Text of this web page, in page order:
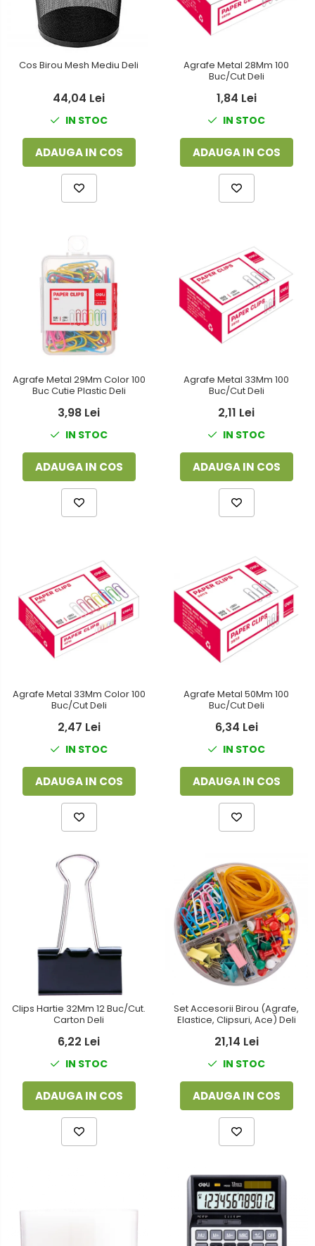
Foarfeci
Lipiciuri
Perforatoare
Tavite pentru Documente
Tusuri si tusiere
Detergenti vase
Dispensere si consumabile
Europubele
Hartie igienica
Odorizante
Produse din hartie
Prosoape din hartie
Sapunuri si dezinfectanti
Uz universal
Cos Birou Mesh Mediu Deli
44,04 Lei
IN STOC
ADAUGA IN COS
Agrafe Metal 28Mm 100
Buc/Cut Deli
1,84 Lei
IN STOC
ADAUGA IN COS
Agrafe Metal 29Mm Color 100
Buc Cutie Plastic Deli
3,98 Lei
IN STOC
ADAUGA IN COS
Agrafe Metal 33Mm 100
Buc/Cut Deli
2,11 Lei
IN STOC
ADAUGA IN COS
Agrafe Metal 33Mm Color 100
Buc/Cut Deli
2,47 Lei
IN STOC
ADAUGA IN COS
Agrafe Metal 50Mm 100
Buc/Cut Deli
6,34 Lei
IN STOC
ADAUGA IN COS
Clips Hartie 32Mm 12 Buc/Cut.
Carton Deli
6,22 Lei
IN STOC
ADAUGA IN COS
Set Accesorii Birou (Agrafe,
Elastice, Clipsuri, Ace) Deli
21,14 Lei
IN STOC
ADAUGA IN COS